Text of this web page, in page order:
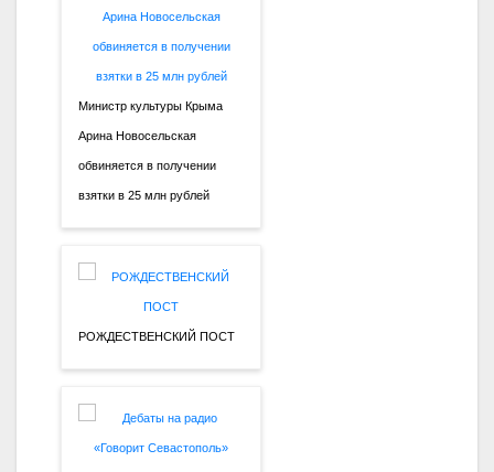
Министр культуры Крыма
Арина Новосельская
обвиняется в получении
взятки в 25 млн рублей
РОЖДЕСТВЕНСКИЙ ПОСТ